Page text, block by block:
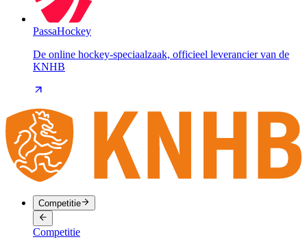
PassaHockey
De online hockey-speciaalzaak, officieel leverancier van de
KNHB
Competitie
Competitie